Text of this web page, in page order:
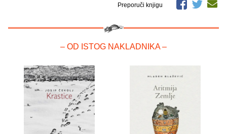
Preporuči knjigu
– OD ISTOG NAKLADNIKA –